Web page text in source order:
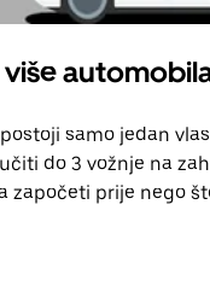
samo jedan
do 3 vožnje na
započeti prije nego